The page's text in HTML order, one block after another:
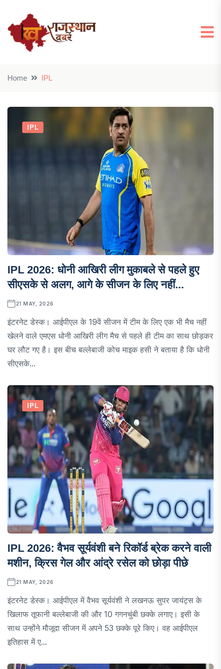
Home IPL
IPL
IPL 2026: धोनी आखिरी लीग मुकाबले से पहले हुए
सीएसके से अलग, आगे के सीजन के लिए नहीं...
21 MAY, 2026
इंटरनेट डेस्क। आईपीएल के 19वें सीजन में टीम के लिए एक भी मैच नहीं
खेलने वाले एमएस धोनी आखिरी लीग मैच से पहले ही टीम का साथ छोड़कर
घर लौट गए है। इस बीच बल्लेबाजी कोच माइक हसी ने बताया है कि धोनी
सीएसके...
IPL
IPL 2026: वैभव सूर्यवंशी बने रिकॉर्ड ब्रेक करने वाली
मशीन, क्रिस गेल और आंद्रे रसेल को छोड़ा पीछे
21 MAY, 2026
इंटरनेट डेस्क। आईपीएल में वैभव सूर्यवंशी ने लखनऊ सुपर जायंट्स के
खिलाफ तूफानी बल्लेबाजी की और 10 गगनचुंबी छक्के लगाए। इसी के
साथ उन्होंने मौजूदा सीजन में अपने 53 छक्के पूरे किए। वह आईपीएल
इतिहास में ए...